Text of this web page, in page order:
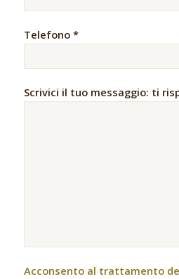
Telefono *
Scrivici il tuo messaggio: ti
Acconsento al trattamento